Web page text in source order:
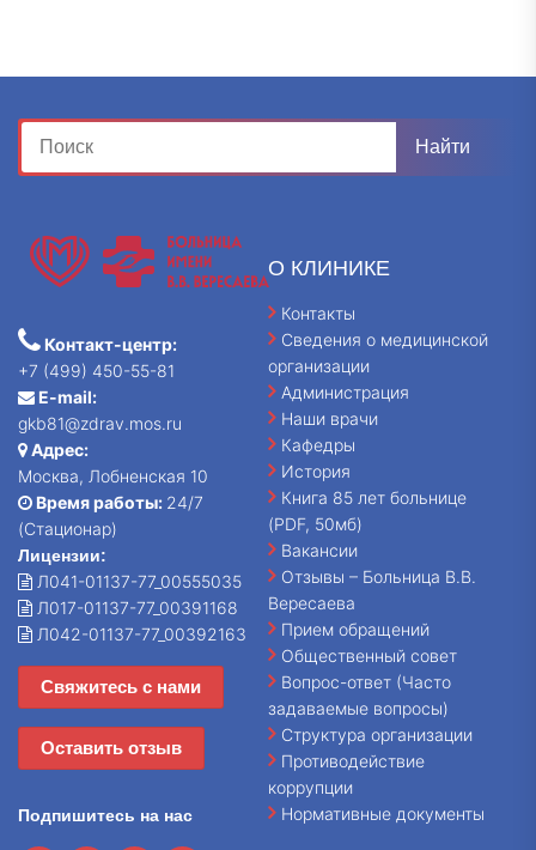
Контакт-центр:
+7 (499) 450-55-81
E-mail:
gkb81@zdrav.mos.ru
Адрес:
Москва, Лобненская 10
Время работы: 24/7
(Стационар)
Лицензии:
Л041-01137-77_00555035
Л017-01137-77_00391168
Л042-01137-77_00392163
Свяжитесь с нами
Оставить отзыв
Подпишитесь на нас
О КЛИНИКЕ
Контакты
Сведения о медицинской
организации
Администрация
Наши врачи
Кафедры
История
Книга 85 лет больнице
(PDF, 50мб)
Вакансии
Отзывы – Больница В.В.
Вересаева
Прием обращений
Общественный совет
Вопрос-ответ (Часто
задаваемые вопросы)
Структура организации
Противодействие
коррупции
Нормативные документы